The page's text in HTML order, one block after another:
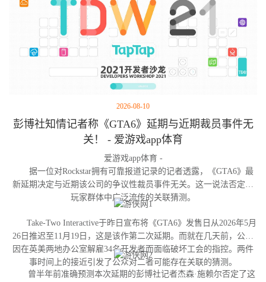
2026-08-10
彭博社知情记者称《GTA6》延期与近期裁员事件无
关！ - 爱游戏app体育
爱游戏app体育 -
据一位对Rockstar拥有可靠报道记录的记者透露，《GTA6》最
新延期决定与近期该公司的争议性裁员事件无关。这一说法否定了
玩家群体中广泛流传的关联猜测。
Take-Two Interactive于昨日宣布将《GTA6》发售日从2026年5月
26日推迟至11月19日，这是该作第二次延期。而就在几天前，公司
因在英美两地办公室解雇34名开发者而面临破坏工会的指控。两件
事时间上的接近引发了公众对二者可能存在关联的猜测。
曾半年前准确预测本次延期的彭博社记者杰森·施赖尔否定了这